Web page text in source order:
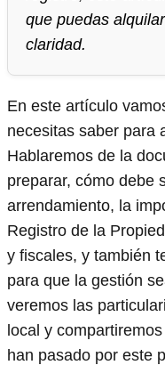
que puedas
claridad.
En este artículo
necesitas saber para
Hablaremos de la
preparar, cómo debe
arrendamiento, la
Registro de la
y fiscales, y también
para que la gestión
veremos las
local y
han pasado por este